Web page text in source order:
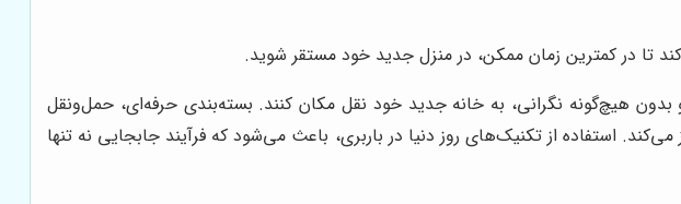
تا در کمترین زمان ممکن، در منزل جدید خود مستقر شوید.
هیچ‌گونه نگرانی، به خانه جدید خود نقل مکان کنند. بسته‌بندی حرفه‌ای، حمل‌ونقل
می‌کند. استفاده از تکنیک‌های روز دنیا در باربری، باعث می‌شود که فرآیند جابجایی نه تنها